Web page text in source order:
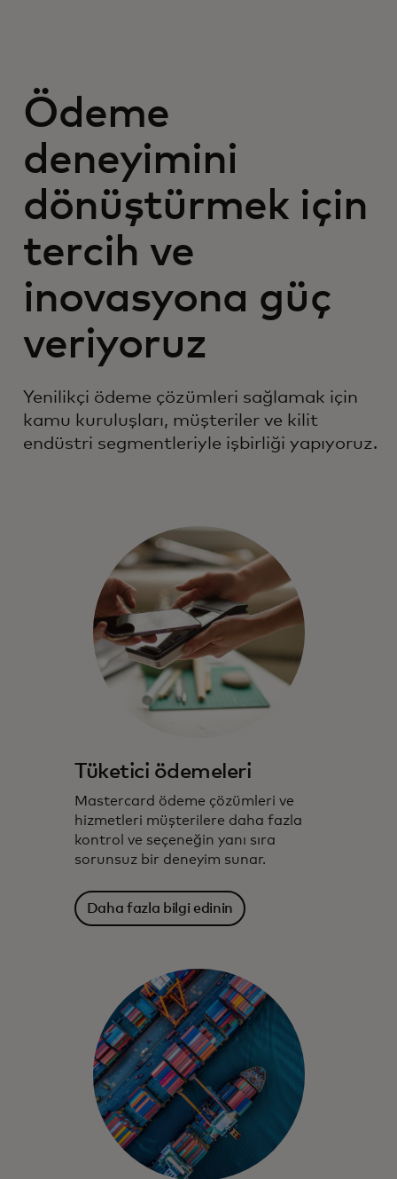
Ödeme
deneyimini
dönüştürmek için
tercih ve
inovasyona güç
veriyoruz
Yenilikçi ödeme çözümleri sağlamak için
kamu kuruluşları, müşteriler ve kilit
endüstri segmentleriyle işbirliği yapıyoruz.
Tüketici ödemeleri
Mastercard ödeme çözümleri ve
hizmetleri müşterilere daha fazla
kontrol ve seçeneğin yanı sıra
sorunsuz bir deneyim sunar.
Daha fazla bilgi edinin